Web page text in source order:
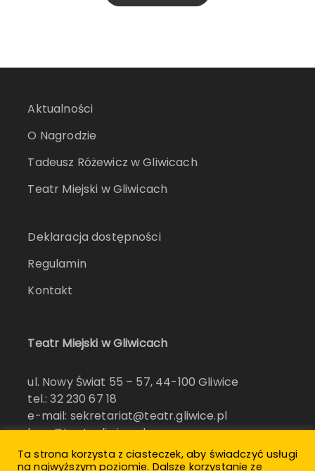
Aktualności
O Nagrodzie
Tadeusz Różewicz w Gliwicach
Teatr Miejski w Gliwicach
Deklaracja dostępności
Regulamin
Kontakt
Teatr Miejski w Gliwicach
ul. Nowy Świat 55 – 57, 44-100 Gliwice
tel.: 32 230 67 18
e-mail: sekretariat@teatr.gliwice.pl
bow@teatr.gliwice.pl
konkurs@nagrodarozewicza.pl
Ta strona korzysta z ciasteczek, aby świadczyć usługi
na najwyższym poziomie. Dalsze korzystanie ze